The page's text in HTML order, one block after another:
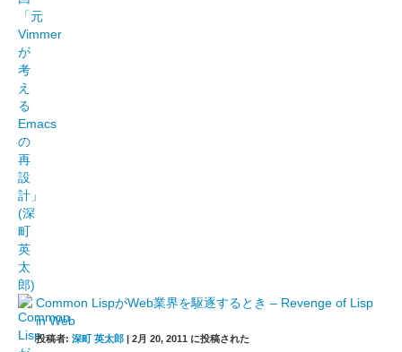
Common LispがWeb業界を駆逐するとき – Revenge of Lisp
in Web
投稿者: 深町 英太郎 | 2月 20, 2011 に投稿された